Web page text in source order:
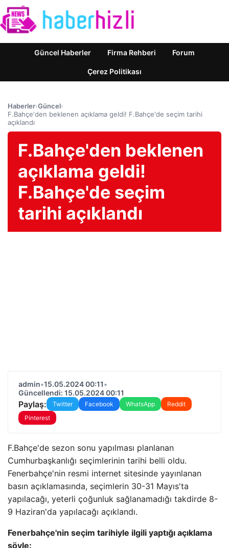
Güncel Haberler Firma Rehberi Forum
Çerez Politikası
Haberler›Güncel›
F.Bahçe'den beklenen açıklama geldi! F.Bahçe'de seçim tarihi
açıklandı
F.Bahçe'den beklenen
açıklama geldi!
F.Bahçe'de seçim
tarihi açıklandı
admin•15.05.2024 00:11•
Güncellendi: 15.05.2024 00:11
Paylaş: Twitter Facebook WhatsApp
Reddit
Pinterest
F.Bahçe'de sezon sonu yapılması planlanan
Cumhurbaşkanlığı seçimlerinin tarihi belli oldu.
Fenerbahçe'nin resmi internet sitesinde yayınlanan
basın açıklamasında, seçimlerin 30-31 Mayıs'ta
yapılacağı, yeterli çoğunluk sağlanamadığı takdirde 8-
9 Haziran'da yapılacağı açıklandı.
Fenerbahçe'nin seçim tarihiyle ilgili yaptığı açıklama
şöyle: